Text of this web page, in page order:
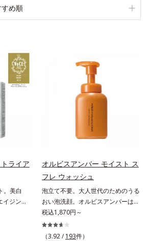
すめ順
ライア
。美白
ジング
も結果
に着目
(*3)シリ
オルビスアンバー モイスト ス
フレ ウォッシュ
泡立て不要。大人世代のためのうる
おい泡洗顔。オルビスアンバーは、
いつも⾃然体で美しくありたいと願
う⼤⼈世代に寄り添うブランドで
す。年齢印象研究に基づいた肌サイ
税込1,870円～
（3.92 / 193件）